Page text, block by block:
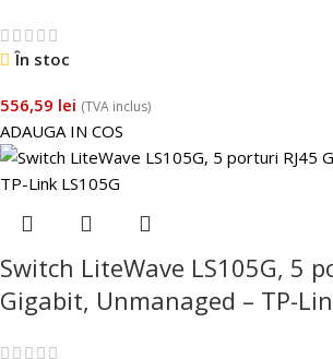
În stoc
556,59 lei (TVA inclus)
ADAUGA IN COS
Switch LiteWave LS105G, 5
Gigabit, Unmanaged – TP-